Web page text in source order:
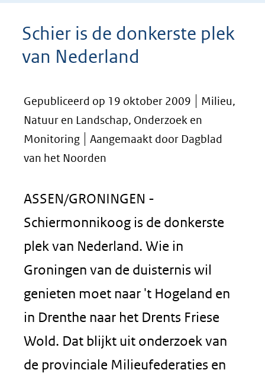
Schier is de donkerste plek
van Nederland
Gepubliceerd op 19 oktober 2009
Milieu,
Natuur en Landschap, Onderzoek en
Monitoring
Aangemaakt door Dagblad
van het Noorden
ASSEN/GRONINGEN -
Schiermonnikoog is de donkerste
plek van Nederland. Wie in
Groningen van de duisternis wil
genieten moet naar 't Hogeland en
in Drenthe naar het Drents Friese
Wold. Dat blijkt uit onderzoek van
de provinciale Milieufederaties en